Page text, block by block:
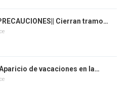
Cierran tramo…
de vacaciones en la…